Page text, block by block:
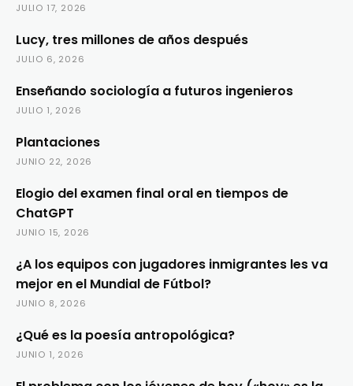
JULIO 17, 2026
Lucy, tres millones de años después
JULIO 6, 2026
Enseñando sociología a futuros ingenieros
JULIO 1, 2026
Plantaciones
JUNIO 22, 2026
Elogio del examen final oral en tiempos de
ChatGPT
JUNIO 15, 2026
¿A los equipos con jugadores inmigrantes les va
mejor en el Mundial de Fútbol?
JUNIO 8, 2026
¿Qué es la poesía antropológica?
JUNIO 1, 2026